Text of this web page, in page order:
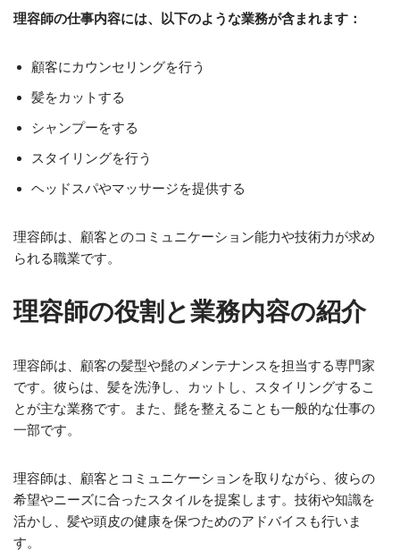
理容師の仕事内容には、以下のような業務が含まれます：
顧客にカウンセリングを行う
髪をカットする
シャンプーをする
スタイリングを行う
ヘッドスパやマッサージを提供する
理容師は、顧客とのコミュニケーション能力や技術力が求め
られる職業です。
理容師の役割と業務内容の紹介
理容師は、顧客の髪型や髭のメンテナンスを担当する専門家
です。彼らは、髪を洗浄し、カットし、スタイリングするこ
とが主な業務です。また、髭を整えることも一般的な仕事の
一部です。
理容師は、顧客とコミュニケーションを取りながら、彼らの
希望やニーズに合ったスタイルを提案します。技術や知識を
活かし、髪や頭皮の健康を保つためのアドバイスも行いま
す。